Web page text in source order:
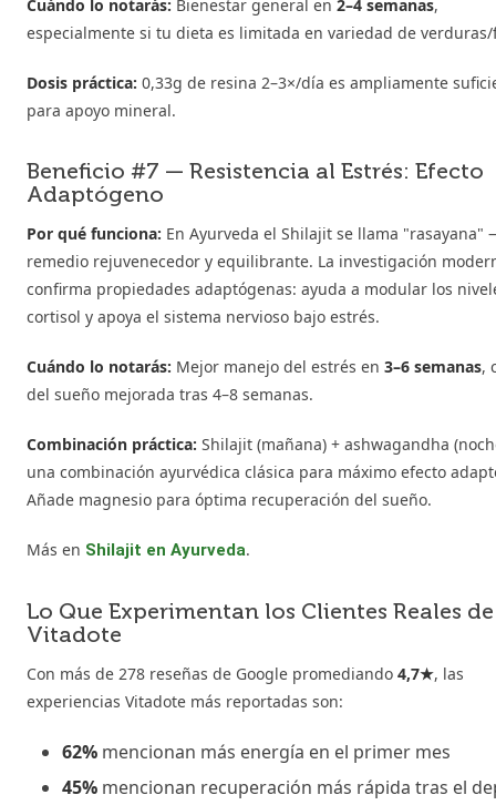
Cuándo lo notarás: Bienestar general en 2–4 semanas,
especialmente si tu dieta es limitada en variedad de
Dosis práctica: 0,33g de resina 2–3×/día es ampliamente
para apoyo mineral.
Beneficio #7 — Resistencia al Estrés: Efecto
Adaptógeno
Por qué funciona: En Ayurveda el Shilajit se llama "rasayana"
remedio rejuvenecedor y equilibrante. La investigación
confirma propiedades adaptógenas: ayuda a modular los
cortisol y apoya el sistema nervioso bajo estrés.
Cuándo lo notarás: Mejor manejo del estrés en 3–6 semanas,
del sueño mejorada tras 4–8 semanas.
Combinación práctica: Shilajit (mañana) + ashwagandha
una combinación ayurvédica clásica para máximo efecto
Añade magnesio para óptima recuperación del sueño.
Más en Shilajit en Ayurveda.
Lo Que Experimentan los Clientes Reales de
Vitadote
Con más de 278 reseñas de Google promediando 4,7★, las
experiencias Vitadote más reportadas son:
62% mencionan más energía en el primer mes
45% mencionan recuperación más rápida tras el